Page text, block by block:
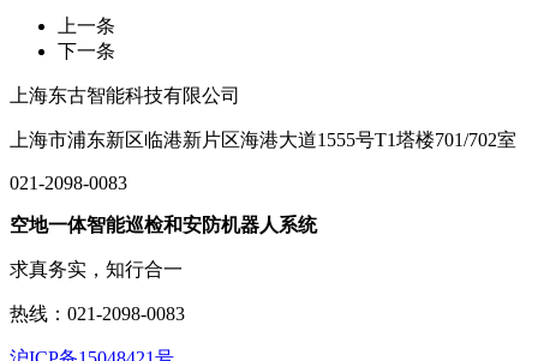
上一条
下一条
上海东古智能科技有限公司
上海市浦东新区临港新片区海港大道1555号T1塔楼701/702室
021-2098-0083
空地一体智能巡检和安防机器人系统
求真务实，知行合一
热线：021-2098-0083